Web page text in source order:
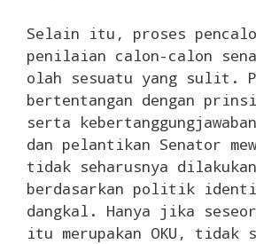
Selain itu, proses
penilaian calon-calon
olah sesuatu yang sulit.
bertentangan dengan
serta
dan pelantikan Senator
tidak seharusnya dilakukan
berdasarkan politik
dangkal. Hanya jika
itu merupakan OKU, tidak